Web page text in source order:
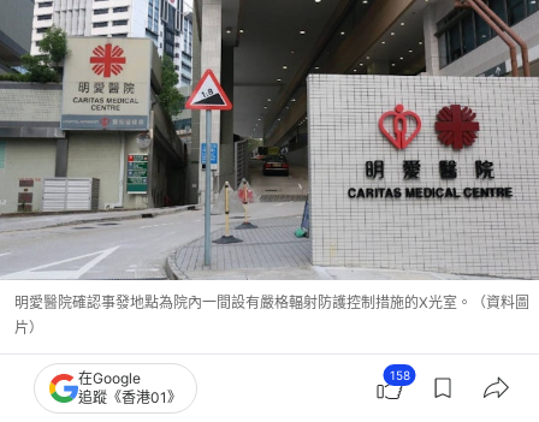
明愛醫院確認事發地點為院內一間設有嚴格輻射防護控制措施的X光室。（資料圖
片）
在Google
追蹤《香港01》
158